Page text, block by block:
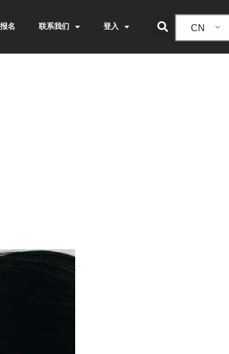
名 联系我们 登入 CN